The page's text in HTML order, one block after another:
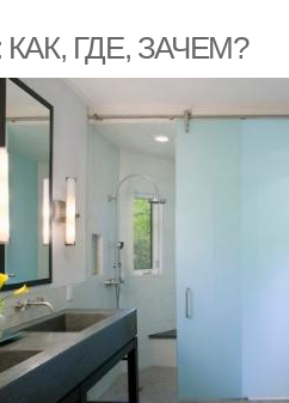
ГДЕ, ЗАЧЕМ?